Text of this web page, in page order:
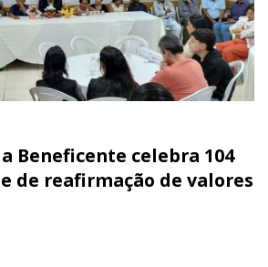
Beneficente celebra 104
de reafirmação de valores